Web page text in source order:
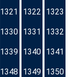
1321 1322 1323
1330 1331 1332
1339 1340 1341
1348 1349 1350